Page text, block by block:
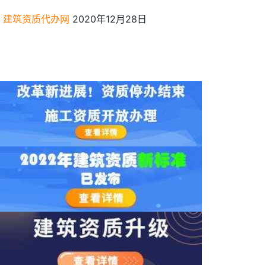
建筑资质代办网 2020年12月28日